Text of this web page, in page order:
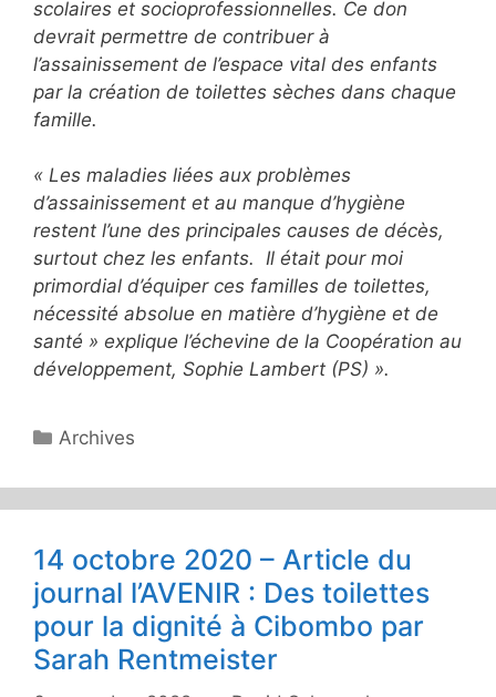
scolaires et socioprofessionnelles. Ce don
devrait permettre de contribuer à
l’assainissement de l’espace vital des enfants
par la création de toilettes sèches dans chaque
famille.
« Les maladies liées aux problèmes
d’assainissement et au manque d’hygiène
restent l’une des principales causes de décès,
surtout chez les enfants. Il était pour moi
primordial d’équiper ces familles de toilettes,
nécessité absolue en matière d’hygiène et de
santé » explique l’échevine de la Coopération au
développement, Sophie Lambert (PS) ».
Catégories
Archives
14 octobre 2020 – Article du
journal l’AVENIR : Des toilettes
pour la dignité à Cibombo par
Sarah Rentmeister